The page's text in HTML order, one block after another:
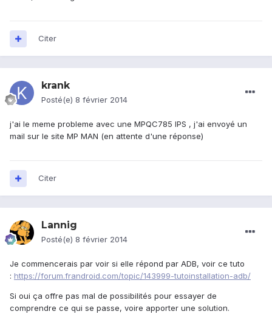
Citer
krank
Posté(e) 8 février 2014
j'ai le meme probleme avec une MPQC785 IPS , j'ai envoyé un
mail sur le site MP MAN (en attente d'une réponse)
Citer
Lannig
Posté(e) 8 février 2014
Je commencerais par voir si elle répond par ADB, voir ce tuto
: https://forum.frandroid.com/topic/143999-tutoinstallation-adb/
Si oui ça offre pas mal de possibilités pour essayer de
comprendre ce qui se passe, voire apporter une solution.